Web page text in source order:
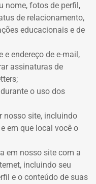
nome, fotos de perfil,
de relacionamento,
educacionais e de
endereço de e-mail,
assinaturas de
o uso dos
nosso site, incluindo
em que local você o
em nosso site com a
incluindo seu
e o conteúdo de suas